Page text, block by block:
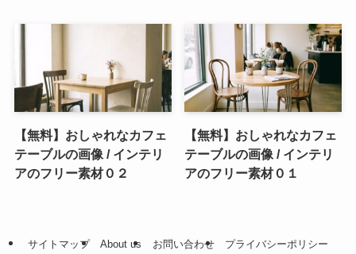
【無料】おしゃれなカフェ
テーブルの画像 / インテリ
アのフリー素材０２
【無料】おしゃれなカフェ
テーブルの画像 / インテリ
アのフリー素材０１
サイトマップ About us お問い合わせ
プライバシーポリシー